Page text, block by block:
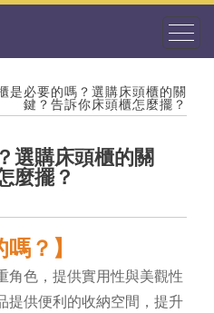
是必要的嗎？選購床頭櫃的關
鍵？告訴你床頭櫃怎麼擺？
選購床頭櫃的關
麼擺？
？】
角色，提供實用性與美觀性
提供便利的收納空間，提升